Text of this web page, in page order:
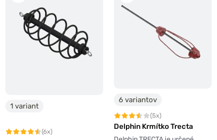
1 variant
(6x)
6 variantov
(5x)
Delphin Krmítko Trecta